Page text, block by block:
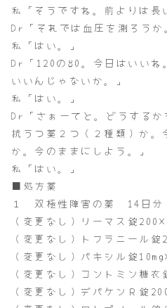
私「そうですね。前よりは長
Dr「それでは血圧を測ろうか
私「はい。」
Dr「120の80。今日はいいね
いいんじゃないか。」
私「はい。」
Dr「さぁーてと。どうする
抗うつ薬２つ（２種類）か。
か。今のままにしよう。」
私「はい。」
■処方薬
１ 双極性障害の薬 14日分
（変更なし）リーマス錠
（変更なし）トフラニール錠
（変更なし）パキシル錠
（変更なし）コントミン糖
（変更なし）デパケンＲ錠